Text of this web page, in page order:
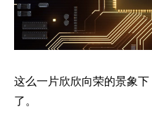
这么一片欣欣向荣的景象
了。